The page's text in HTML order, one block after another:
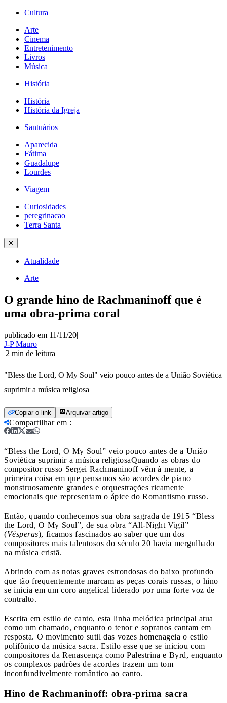
Cultura
Arte
Cinema
Entretenimento
Livros
Música
História
História
História da Igreja
Santuários
Aparecida
Fátima
Guadalupe
Lourdes
Viagem
Curiosidades
peregrinacao
Terra Santa
✕
Atualidade
Arte
O grande hino de Rachmaninoff que é
uma obra-prima coral
publicado em 11/11/20|
J-P Mauro
|2 min de leitura
"Bless the Lord, O My Soul" veio pouco antes de a União Soviética
suprimir a música religiosa
Copiar o link Arquivar artigo
Compartilhar em :
“Bless the Lord, O My Soul” veio pouco antes de a União
Soviética suprimir a música religiosaQuando as obras do
compositor russo Sergei Rachmaninoff vêm à mente, a
primeira coisa em que pensamos são acordes de piano
monstruosamente grandes e orquestrações ricamente
emocionais que representam o ápice do Romantismo russo.
Então, quando conhecemos sua obra sagrada de 1915 “Bless
the Lord, O My Soul”, de sua obra “All-Night Vigil”
(Vésperas), ficamos fascinados ao saber que um dos
compositores mais talentosos do século 20 havia mergulhado
na música cristã.
Abrindo com as notas graves estrondosas do baixo profundo
que tão frequentemente marcam as peças corais russas, o hino
se inicia em um coro angelical liderado por uma forte voz de
contralto.
Escrita em estilo de canto, esta linha melódica principal atua
como um chamado, enquanto o tenor e sopranos cantam em
resposta. O movimento sutil das vozes homenageia o estilo
polifônico da música sacra. Estilo esse que se iniciou com
compositores da Renascença como Palestrina e Byrd, enquanto
os complexos padrões de acordes trazem um tom
inconfundivelmente romântico ao canto.
Hino de Rachmaninoff: obra-prima sacra